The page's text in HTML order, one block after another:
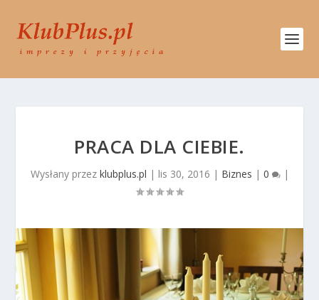
PRACA DLA CIEBIE.
Wysłany przez klubplus.pl | lis 30, 2016 | Biznes | 0 |